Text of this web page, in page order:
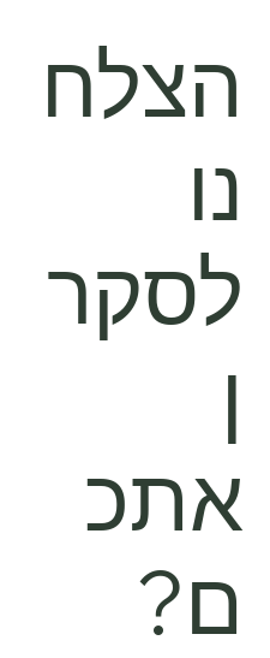
הצלח
נו
לסקר
ן
אתכ
ם?